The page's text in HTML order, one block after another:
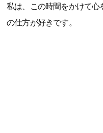
私は、この時間をかけて心
の仕方が好きです。